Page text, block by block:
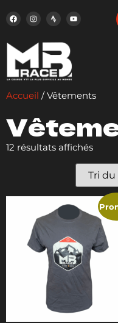
Accueil / Vêtements
12 résultats affichés